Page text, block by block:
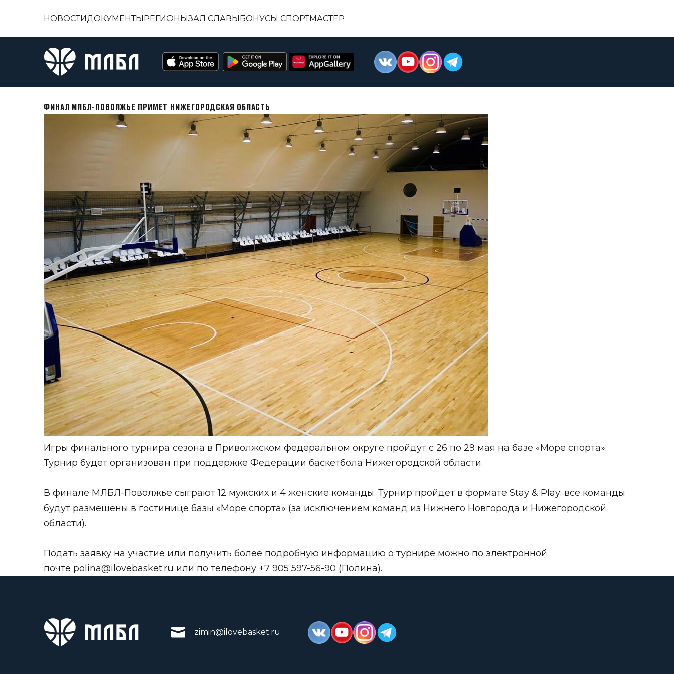
НОВОСТИДОКУМЕНТЫРЕГИОНЫЗАЛ СЛАВЫБОНУСЫ СПОРТМАСТЕР
ФИНАЛ МЛБЛ-ПОВОЛЖЬЕ ПРИМЕТ НИЖЕГОРОДСКАЯ ОБЛАСТЬ
Игры финального турнира сезона в Приволжском федеральном округе пройдут с 26 по 29 мая на базе «Море спорта».
Турнир будет организован при поддержке Федерации баскетбола Нижегородской области.
В финале МЛБЛ-Поволжье сыграют 12 мужских и 4 женские команды. Турнир пройдет в формате Stay & Play: все команды
будут размещены в гостинице базы «Море спорта» (за исключением команд из Нижнего Новгорода и Нижегородской
области).
Подать заявку на участие или получить более подробную информацию о турнире можно по электронной
почте polina@ilovebasket.ru или по телефону +7 905 597-56-90 (Полина).
zimin@ilovebasket.ru